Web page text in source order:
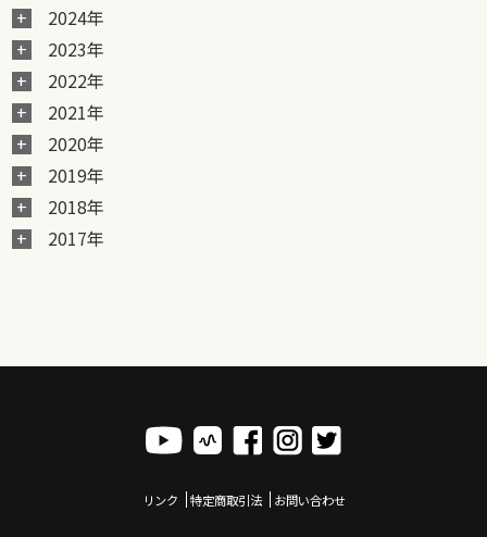
2024年
2023年
2022年
2021年
2020年
2019年
2018年
2017年
リンク 特定商取引法 お問い合わせ